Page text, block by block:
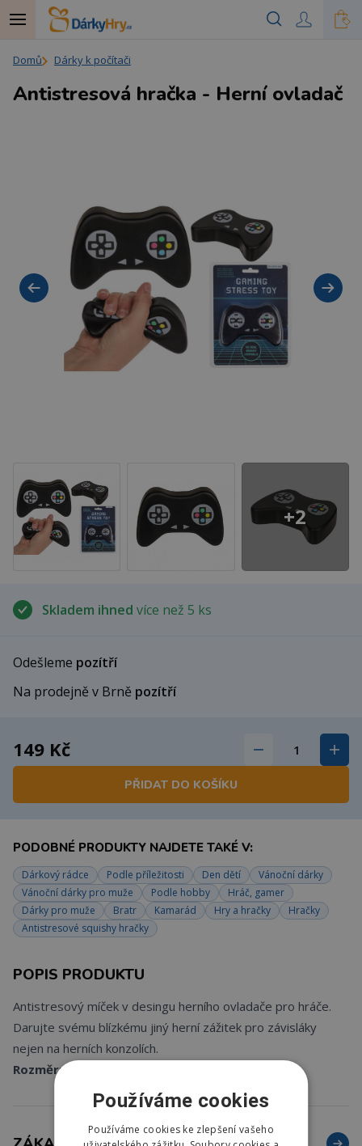
Domů Dárky k počítači
Skladem ihned více než 5 ks
Odešleme pozítří
Na prodejně v Brně pozítří
149 Kč
PŘIDAT DO KOŠÍKU
PODOBNÉ PRODUKTY NAJDETE TAKÉ V:
Dárkový rádce Podle příležitosti Den dětí
Vánoční dárky
Vánoční dárky pro muže
Podle hobby
Hráč, gamer
Dárky pro muže
Bratr Kamarád Hry a hračky
Hračky
Antistresové squishy hračky
Antistresová hračka - Herní ovladač
+2
POPIS PRODUKTU
Antistresový míček v desingu herního ovladače pro hráče.
Darujte svému blízkému jiný herní zážitek pro závisláky
nejen na herních konzolích.
Rozměr:12 x 8 cm
Používáme cookies
Používáme cookies ke zlepšení vašeho